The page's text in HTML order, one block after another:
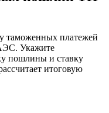
таможенных платежей
Укажите
пошлины и ставку
итоговую